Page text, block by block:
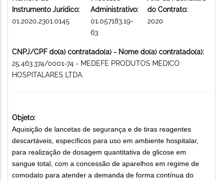
Instrumento Jurídico:
01.2020.2301.0145
Administrativo:
01.057183.19-
63
do Contrato:
2020
CNPJ/CPF do(a) contratado(a) - Nome do(a) contratado(a):
25.463.374/0001-74 - MEDEFE PRODUTOS MEDICO
HOSPITALARES LTDA.
Objeto:
Aquisição de lancetas de segurança e de tiras reagentes
descartáveis, específicos para uso em ambiente hospitalar,
para realização de dosagem quantitativa de glicose em
sangue total, com a concessão de aparelhos em regime de
comodato para atender a demanda de forma contínua do